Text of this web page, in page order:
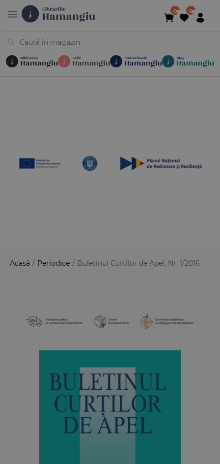
Acasă / Periodice / Buletinul Curtilor de Apel, Nr. 1/2016